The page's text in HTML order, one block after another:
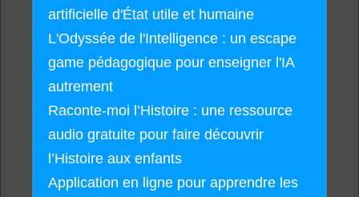
artificielle d'État utile et humaine
L'Odyssée de l'Intelligence : un escape
game pédagogique pour enseigner l'IA
autrement
Raconte-moi l’Histoire : une ressource
audio gratuite pour faire découvrir
l’Histoire aux enfants
Application en ligne pour apprendre les